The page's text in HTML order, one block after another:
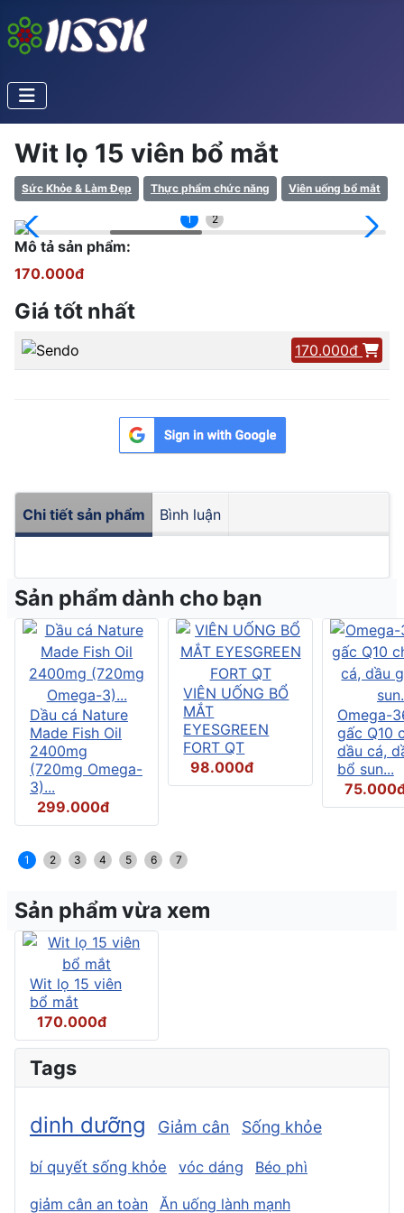
Wit lọ 15 viên bổ mắt
Sức Khỏe & Làm Đẹp Thực phẩm chức năng Viên uống bổ mắt
1 2
Mô tả sản phẩm:
170.000đ
Giá tốt nhất
170.000đ
Chi tiết sản phẩm Bình luận
Sản phẩm dành cho bạn
Dầu cá Nature
Made Fish Oil
2400mg
(720mg Omega-
3)...
299.000đ
VIÊN UỐNG BỔ
MẮT
EYESGREEN
FORT QT
98.000đ
Omega-
gấc Q10
dầu cá,
bổ sun...
1 2 3 4 5 6 7
Sản phẩm vừa xem
Wit lọ 15 viên
bổ mắt
170.000đ
Tags
dinh dưỡng Giảm cân Sống khỏe
bí quyết sống khỏe vóc dáng Béo phì
giảm cân an toàn
Ăn uống lành mạnh